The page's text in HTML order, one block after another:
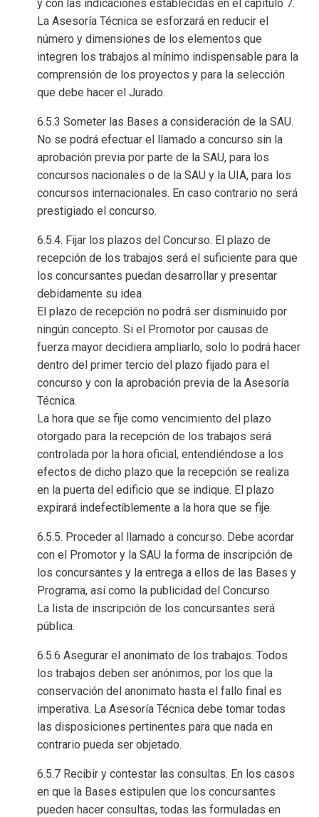
y con las indicaciones establecidas en el capítulo 7.
La Asesoría Técnica se esforzará en reducir el
número y dimensiones de los elementos que
integren los trabajos al mínimo indispensable para la
comprensión de los proyectos y para la selección
que debe hacer el Jurado.
6.5.3 Someter las Bases a consideración de la SAU.
No se podrá efectuar el llamado a concurso sin la
aprobación previa por parte de la SAU, para los
concursos nacionales o de la SAU y la UIA, para los
concursos internacionales. En caso contrario no será
prestigiado el concurso.
6.5.4. Fijar los plazos del Concurso. El plazo de
recepción de los trabajos será el suficiente para que
los concursantes puedan desarrollar y presentar
debidamente su idea.
El plazo de recepción no podrá ser disminuido por
ningún concepto. Si el Promotor por causas de
fuerza mayor decidiera ampliarlo, solo lo podrá hacer
dentro del primer tercio del plazo fijado para el
concurso y con la aprobación previa de la Asesoría
Técnica.
La hora que se fije como vencimiento del plazo
otorgado para la recepción de los trabajos será
controlada por la hora oficial, entendiéndose a los
efectos de dicho plazo que la recepción se realiza
en la puerta del edificio que se indique. El plazo
expirará indefectiblemente a la hora que se fije.
6.5.5. Proceder al llamado a concurso. Debe acordar
con el Promotor y la SAU la forma de inscripción de
los concursantes y la entrega a ellos de las Bases y
Programa, así como la publicidad del Concurso.
La lista de inscripción de los concursantes será
pública.
6.5.6 Asegurar el anonimato de los trabajos. Todos
los trabajos deben ser anónimos, por los que la
conservación del anonimato hasta el fallo final es
imperativa. La Asesoría Técnica debe tomar todas
las disposiciones pertinentes para que nada en
contrario pueda ser objetado.
6.5.7 Recibir y contestar las consultas. En los casos
en que la Bases estipulen que los concursantes
pueden hacer consultas, todas las formuladas en